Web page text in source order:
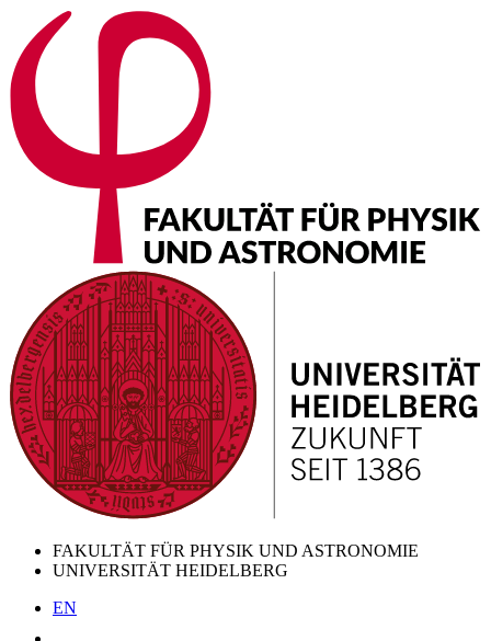
FAKULTÄT FÜR PHYSIK UND ASTRONOMIE
UNIVERSITÄT HEIDELBERG
EN